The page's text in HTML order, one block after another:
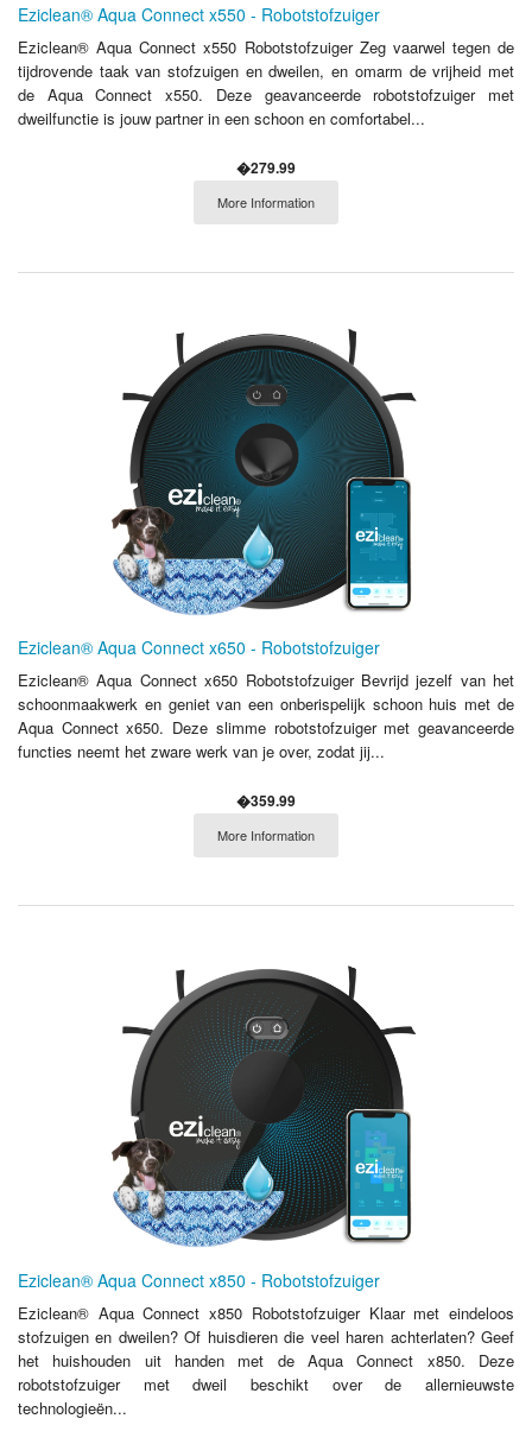
Eziclean® Aqua Connect x550 - Robotstofzuiger
Eziclean® Aqua Connect x550 Robotstofzuiger Zeg vaarwel tegen de
tijdrovende taak van stofzuigen en dweilen, en omarm de vrijheid met
de Aqua Connect x550. Deze geavanceerde robotstofzuiger met
dweilfunctie is jouw partner in een schoon en comfortabel...
�279.99
More Information
Eziclean® Aqua Connect x650 - Robotstofzuiger
Eziclean® Aqua Connect x650 Robotstofzuiger Bevrijd jezelf van het
schoonmaakwerk en geniet van een onberispelijk schoon huis met de
Aqua Connect x650. Deze slimme robotstofzuiger met geavanceerde
functies neemt het zware werk van je over, zodat jij...
�359.99
More Information
Eziclean® Aqua Connect x850 - Robotstofzuiger
Eziclean® Aqua Connect x850 Robotstofzuiger Klaar met eindeloos
stofzuigen en dweilen? Of huisdieren die veel haren achterlaten? Geef
het huishouden uit handen met de Aqua Connect x850. Deze
robotstofzuiger met dweil beschikt over de allernieuwste
technologieën...